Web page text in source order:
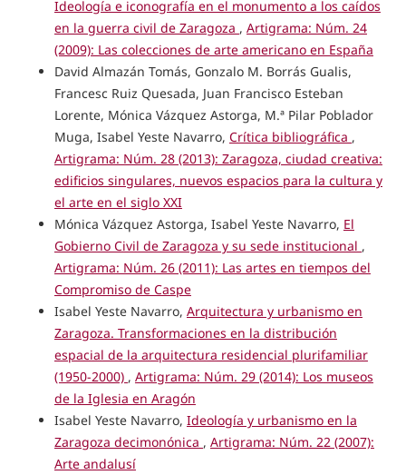
Ideología e iconografía en el monumento a los caídos
en la guerra civil de Zaragoza , Artigrama: Núm. 24
(2009): Las colecciones de arte americano en España
David Almazán Tomás, Gonzalo M. Borrás Gualis,
Francesc Ruiz Quesada, Juan Francisco Esteban
Lorente, Mónica Vázquez Astorga, M.ª Pilar Poblador
Muga, Isabel Yeste Navarro, Crítica bibliográfica ,
Artigrama: Núm. 28 (2013): Zaragoza, ciudad creativa:
edificios singulares, nuevos espacios para la cultura y
el arte en el siglo XXI
Mónica Vázquez Astorga, Isabel Yeste Navarro, El
Gobierno Civil de Zaragoza y su sede institucional ,
Artigrama: Núm. 26 (2011): Las artes en tiempos del
Compromiso de Caspe
Isabel Yeste Navarro, Arquitectura y urbanismo en
Zaragoza. Transformaciones en la distribución
espacial de la arquitectura residencial plurifamiliar
(1950-2000) , Artigrama: Núm. 29 (2014): Los museos
de la Iglesia en Aragón
Isabel Yeste Navarro, Ideología y urbanismo en la
Zaragoza decimonónica , Artigrama: Núm. 22 (2007):
Arte andalusí